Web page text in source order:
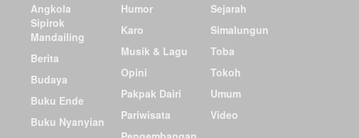
Angkola
Sipirok
Mandailing
Berita
Budaya
Buku Ende
Buku Nyanyian
Humor
Karo
Musik & Lagu
Opini
Pakpak Dairi
Pariwisata
Sejarah
Simalungun
Toba
Tokoh
Umum
Video